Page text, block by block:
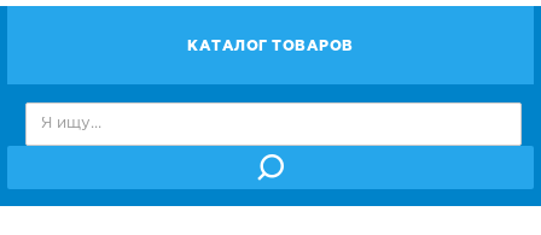
КАТАЛОГ ТОВАРОВ